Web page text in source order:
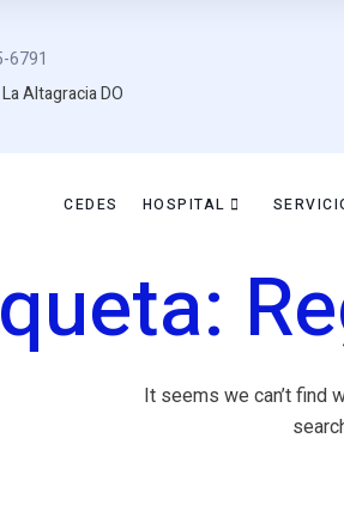
6791
Altagracia DO
CEDES HOSPITAL
It seems we can’t find